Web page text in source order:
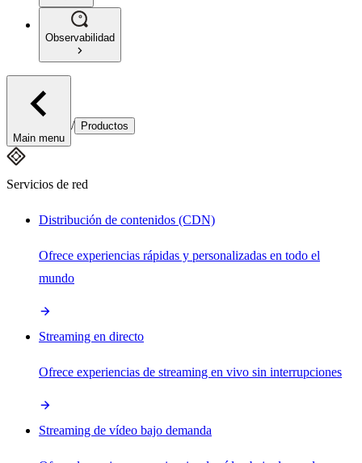
Observabilidad
Main menu
/ Productos
Servicios de red
Distribución de contenidos (CDN)
Ofrece experiencias rápidas y personalizadas en todo el
mundo
Streaming en directo
Ofrece experiencias de streaming en vivo sin interrupciones
Streaming de vídeo bajo demanda